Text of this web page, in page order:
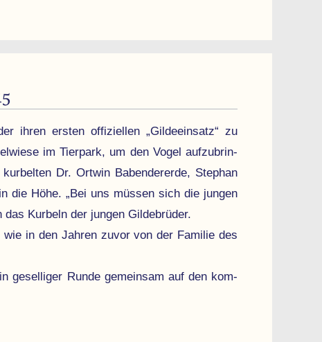
ihren ersten offi­ziellen „Gilde­einsatz“ zu
im Tier­park, um den Vogel auf­zu­brin­
Dr. Ortwin Babendererde, Stephan
die Höhe. „Bei uns müssen sich die jungen
Kurbeln der jungen Gilde­brüder.
in den Jahren zuvor von der Familie des
geselliger Runde gemeinsam auf den kom­